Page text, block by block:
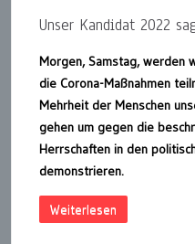
Unser Kandidat 2022
Morgen, Samstag, werden
die Corona-Maßnahmen
Mehrheit der Menschen
gehen um gegen die
Herrschaften in den
demonstrieren.
Weiterlesen